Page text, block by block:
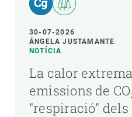
30-07-2026
ÁNGELA JUSTAMANTE
NOTÍCIA
La calor
emissions de
"respiració"